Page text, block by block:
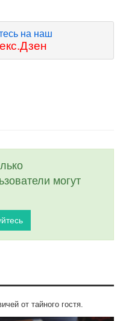
на наш
могут
от тайного гостя.